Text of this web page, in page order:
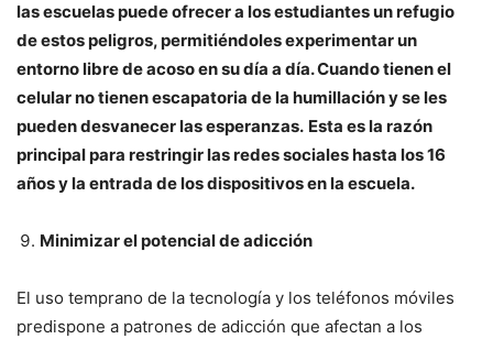
las escuelas puede ofrecer a los estudiantes un refugio
de estos peligros, permitiéndoles experimentar un
entorno libre de acoso en su día a día. Cuando tienen el
celular no tienen escapatoria de la humillación y se les
pueden desvanecer las esperanzas. Esta es la razón
principal para restringir las redes sociales hasta los 16
años y la entrada de los dispositivos en la escuela.
Minimizar el potencial de adicción
El uso temprano de la tecnología y los teléfonos móviles
predispone a patrones de adicción que afectan a los